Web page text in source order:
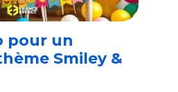
pour un
Smiley &